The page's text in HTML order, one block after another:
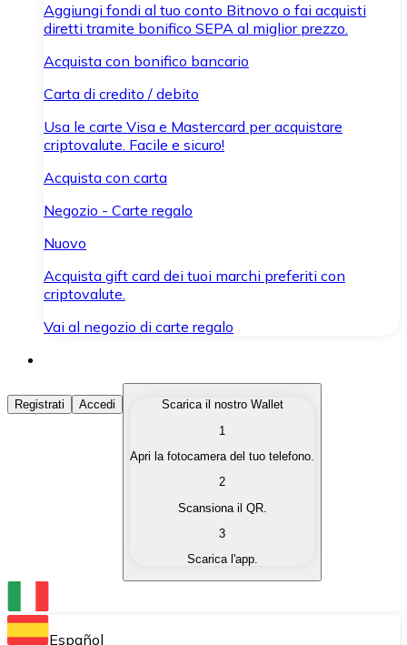
Aggiungi fondi al tuo conto Bitnovo o fai acquisti
diretti tramite bonifico SEPA al miglior prezzo.
Acquista con bonifico bancario
Carta di credito / debito
Usa le carte Visa e Mastercard per acquistare
criptovalute. Facile e sicuro!
Acquista con carta
Negozio - Carte regalo
Nuovo
Acquista gift card dei tuoi marchi preferiti con
criptovalute.
Vai al negozio di carte regalo
Acquista Criptovalute
Acquista le criptovalute che ti interessano in modo
Converti le tue criptovalute in valuta fiat quando ne
Scambia una criptovaluta con un'altra
Conserva le tue cripto in un Wallet self-custodial.
Registrati Accedi
Scarica il nostro Wallet
1
Apri la fotocamera del tuo telefono.
2
Scansiona il QR.
3
Scarica l'app.
Español